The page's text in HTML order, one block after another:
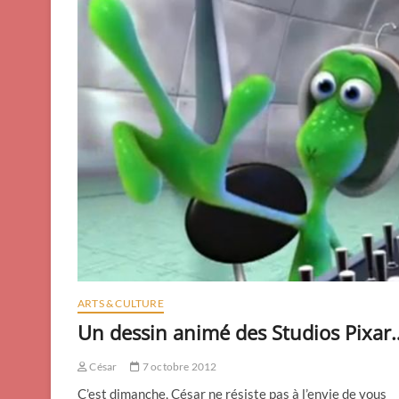
ARTS & CULTURE
Un dessin animé des Studios
César 7 octobre 2012
C’est dimanche, César ne résiste pas à l’envie de vous